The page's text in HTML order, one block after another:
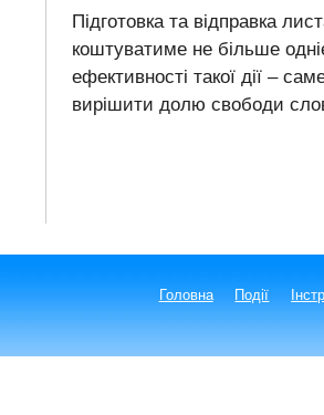
Підготовка та відправка
коштуватиме не більше
ефективності такої дії –
вирішити долю свободи
Головна Події